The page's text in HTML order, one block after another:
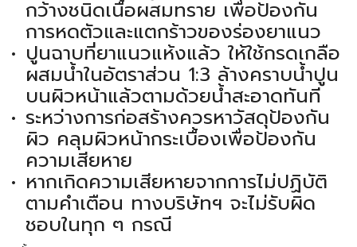
กว้างชนิดเนื้อผสมทราย เพื่อป้องกัน
การหดตัวและแตกร้าวของร่องยาแนว
ปูนฉาบที่ยาแนวแห้งแล้ว ให้ใช้กรดเกลือ
ผสมน้ำในอัตราส่วน 1:3 ล้างคราบน้ำปูน
บนผิวหน้าแล้วตามด้วยน้ำสะอาดทันที
ระหว่างการก่อสร้างควรหาวัสดุป้องกัน
ผิว คลุมผิวหน้ากระเบื้องเพื่อป้องกัน
ความเสียหาย
หากเกิดความเสียหายจากการไม่ปฏิบัติ
ตามคำเตือน ทางบริษัทฯ จะไม่รับผิด
ชอบในทุก ๆ กรณี